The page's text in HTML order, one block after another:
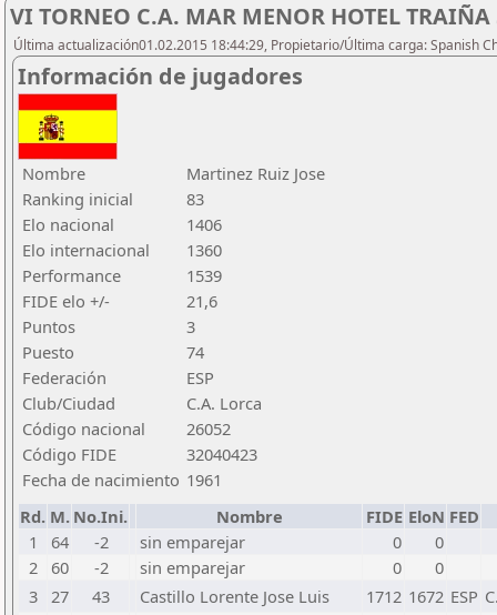
VI TORNEO C.A. MAR MENOR HOTEL
Última actualización01.02.2015 18:44:29, Propietario/Última carga: Spanish
Información de jugadores
Nombre
Martinez Ruiz Jose
Ranking inicial
83
Elo nacional
1406
Elo internacional
1360
Performance
1539
FIDE elo +/-
21,6
Puntos
3
Puesto
74
Federación
ESP
Club/Ciudad
C.A. Lorca
Código nacional
26052
Código FIDE
32040423
Fecha de nacimiento 1961
Rd. M. No.Ini. Nombre FIDE EloN FED
1
64 -2 sin emparejar 0
0
2 60 -2 sin emparejar 0
0
3 27 43 Castillo Lorente Jose Luis 1712 1672 ESP